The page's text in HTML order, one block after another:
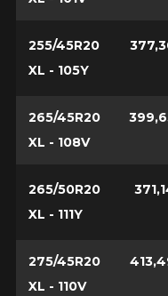
255/45R20
XL - 105Y
265/45R20
XL - 108V
265/50R20
XL - 111Y
275/45R20
XL - 110V